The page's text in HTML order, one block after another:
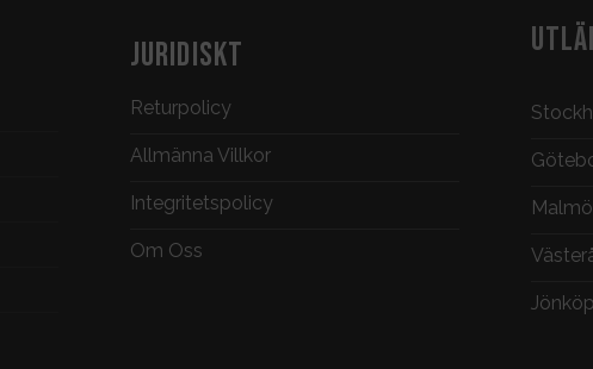
JURIDISKT
Returpolicy
Allmänna Villkor
Integritetspolicy
Om Oss
Malmö